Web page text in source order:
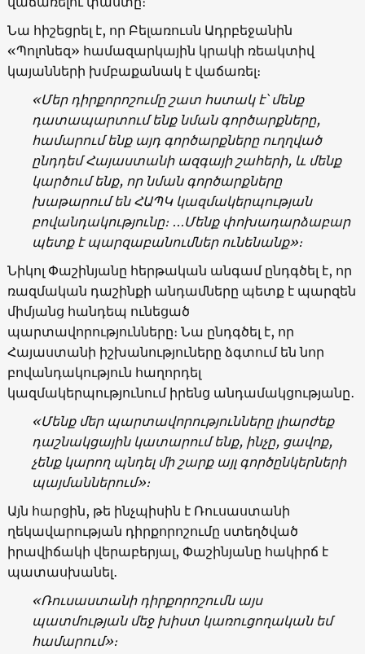
Նա հիշեցրել է, որ Բելառուսն Ադրբեջանին
«Պոլոնեզ» համազարկային կրակի ռեակտիվ
կայանների խմբաքանակ է վաճառել։
«Մեր դիրքորոշումը շատ հստակ է՝ մենք
դատապարտում ենք նման գործարքները,
համարում ենք այդ գործարքները ուղղված
ընդդեմ Հայաստանի ազգայի շահերի, և մենք
կարծում ենք, որ նման գործարքները
խաթարում են ՀԱՊԿ կազմակերպության
բովանդակությունը։ ․․․Մենք փոխադարձաբար
պետք է պարզաբանումներ ունենանք»։
Նիկոլ Փաշինյանը հերթական անգամ ընդգծել է, որ
ռազմական դաշինքի անդամները պետք է պարզեն
միմյանց հանդեպ ունեցած
պարտավորությունները։ Նա ընդգծել է, որ
Հայաստանի իշխանություները ձգտում են նոր
բովանդակություն հաղորդել
կազմակերպությունում իրենց անդամակցությանը․
«Մենք մեր պարտավորությունները լիարժեք
դաշնակցային կատարում ենք, ինչը, ցավոք,
չենք կարող պնդել մի շարք այլ գործընկերների
պայմաններում»։
Այն հարցին, թե ինչպիսին է Ռուսաստանի
ղեկավարության դիրքորոշումը ստեղծված
իրավիճակի վերաբերյալ, Փաշինյանը հակիրճ է
պատասխանել․
«Ռուսաստանի դիրքորոշումն այս
պատմության մեջ խիստ կառուցողական եմ
համարում»։